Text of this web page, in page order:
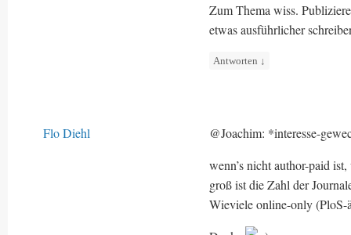
Zum Thema wiss.
etwas ausführlicher
Antworten ↓
Flo Diehl
@Joachim: *interesse-
wenn’s nicht author-paid
groß ist die Zahl der
Wieviele online-only (PloS-